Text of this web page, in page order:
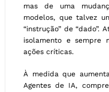
mas de uma
modelos, que talvez
“instrução” de “dado”.
isolamento e sempre
ações críticas.
À medida que
Agentes de IA,